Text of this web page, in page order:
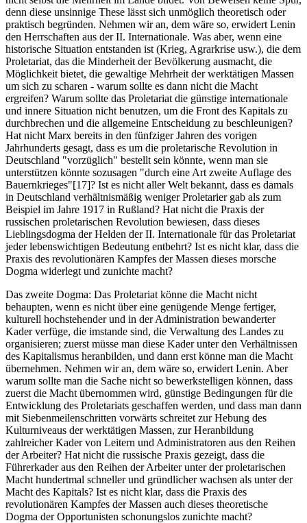
denn diese unsinnige These lässt sich unmöglich theoretisch oder
praktisch begründen. Nehmen wir an, dem wäre so, erwidert Lenin
den Herrschaften aus der II. Internationale. Was aber, wenn eine
historische Situation entstanden ist (Krieg, Agrarkrise usw.), die dem
Proletariat, das die Minderheit der Bevölkerung ausmacht, die
Möglichkeit bietet, die gewaltige Mehrheit der werktätigen Massen
um sich zu scharen - warum sollte es dann nicht die Macht
ergreifen? Warum sollte das Proletariat die günstige internationale
und innere Situation nicht benutzen, um die Front des Kapitals zu
durchbrechen und die allgemeine Entscheidung zu beschleunigen?
Hat nicht Marx bereits in den fünfziger Jahren des vorigen
Jahrhunderts gesagt, dass es um die proletarische Revolution in
Deutschland "vorzüglich" bestellt sein könnte, wenn man sie
unterstützen könnte sozusagen "durch eine Art zweite Auflage des
Bauernkrieges"[17]? Ist es nicht aller Welt bekannt, dass es damals
in Deutschland verhältnismäßig weniger Proletarier gab als zum
Beispiel im Jahre 1917 in Rußland? Hat nicht die Praxis der
russischen proletarischen Revolution bewiesen, dass dieses
Lieblingsdogma der Helden der II. Internationale für das Proletariat
jeder lebenswichtigen Bedeutung entbehrt? Ist es nicht klar, dass die
Praxis des revolutionären Kampfes der Massen dieses morsche
Dogma widerlegt und zunichte macht?
Das zweite Dogma: Das Proletariat könne die Macht nicht
behaupten, wenn es nicht über eine genügende Menge fertiger,
kulturell hochstehender und in der Administration bewanderter
Kader verfüge, die imstande sind, die Verwaltung des Landes zu
organisieren; zuerst müsse man diese Kader unter den Verhältnissen
des Kapitalismus heranbilden, und dann erst könne man die Macht
übernehmen. Nehmen wir an, dem wäre so, erwidert Lenin. Aber
warum sollte man die Sache nicht so bewerkstelligen können, dass
zuerst die Macht übernommen wird, günstige Bedingungen für die
Entwicklung des Proletariats geschaffen werden, und dass man dann
mit Siebenmeilenschritten vorwärts schreitet zur Hebung des
Kulturniveaus der werktätigen Massen, zur Heranbildung
zahlreicher Kader von Leitern und Administratoren aus den Reihen
der Arbeiter? Hat nicht die russische Praxis gezeigt, dass die
Führerkader aus den Reihen der Arbeiter unter der proletarischen
Macht hundertmal schneller und gründlicher wachsen als unter der
Macht des Kapitals? Ist es nicht klar, dass die Praxis des
revolutionären Kampfes der Massen auch dieses theoretische
Dogma der Opportunisten schonungslos zunichte macht?